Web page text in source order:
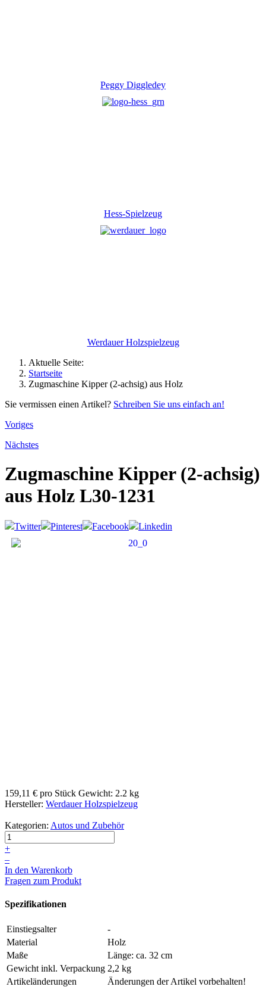
Peggy Diggledey
Hess-Spielzeug
Werdauer Holzspielzeug
Aktuelle Seite:
Startseite
Zugmaschine Kipper (2-achsig) aus Holz
Sie vermissen einen Artikel? Schreiben Sie uns einfach an!
Voriges
Nächstes
Zugmaschine Kipper (2-achsig)
aus Holz L30-1231
Twitter Pinterest Facebook Linkedin
159,11 € pro Stück Gewicht: 2.2 kg
Hersteller: Werdauer Holzspielzeug
Kategorien: Autos und Zubehör
+
–
In den Warenkorb
Fragen zum Produkt
Spezifikationen
Einstiegsalter
-
Material
Holz
Maße
Länge: ca. 32 cm
Gewicht inkl. Verpackung 2,2 kg
Artikeländerungen
Änderungen der Artikel vorbehalten!